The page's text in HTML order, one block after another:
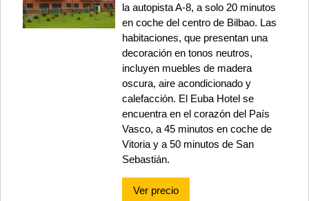
la autopista A-8, a solo 20 minutos
en coche del centro de Bilbao. Las
habitaciones, que presentan una
decoración en tonos neutros,
incluyen muebles de madera
oscura, aire acondicionado y
calefacción. El Euba Hotel se
encuentra en el corazón del País
Vasco, a 45 minutos en coche de
Vitoria y a 50 minutos de San
Sebastián.
Ver precio